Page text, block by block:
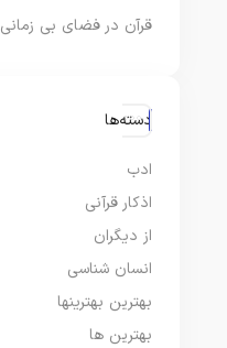
قرآن در فضای بی زمانی
دسته‌ها
ادب
اذکار قرآنی
از دیگران
انسان شناسی
بهترین بهترینها
بهترین ها